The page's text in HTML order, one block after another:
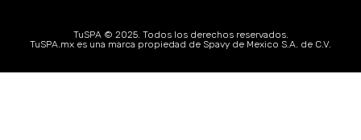
TuSPA © 2025. Todos los derechos reservados.
TuSPA.mx es una marca propiedad de Spavy de Mexico S.A. de C.V.